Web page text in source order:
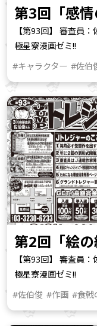
第3回「感情
【第93回】 審査員：
極星寮漫画ゼミ!!
#キャラクター #佐伯
第2回「絵の
【第93回】 審査員：
極星寮漫画ゼミ!!
#佐伯俊 #作画 #食戟